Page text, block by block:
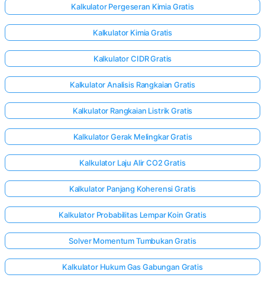
Kalkulator Pergeseran Kimia Gratis
Kalkulator Kimia Gratis
Kalkulator CIDR Gratis
Kalkulator Analisis Rangkaian Gratis
Kalkulator Rangkaian Listrik Gratis
Kalkulator Gerak Melingkar Gratis
Kalkulator Laju Alir CO2 Gratis
Kalkulator Panjang Koherensi Gratis
Kalkulator Probabilitas Lempar Koin Gratis
Solver Momentum Tumbukan Gratis
Kalkulator Hukum Gas Gabungan Gratis